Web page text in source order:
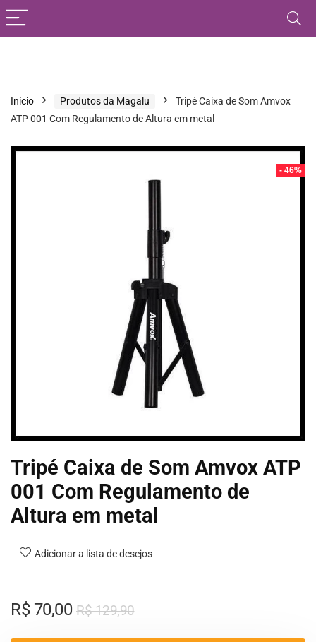
Início Produtos da Magalu
Tripé Caixa de Som Amvox
ATP 001 Com Regulamento de Altura em metal
- 46%
Tripé Caixa de Som Amvox ATP
001 Com Regulamento de
Altura em metal
Adicionar a lista de desejos
R$129,90
R$70,00